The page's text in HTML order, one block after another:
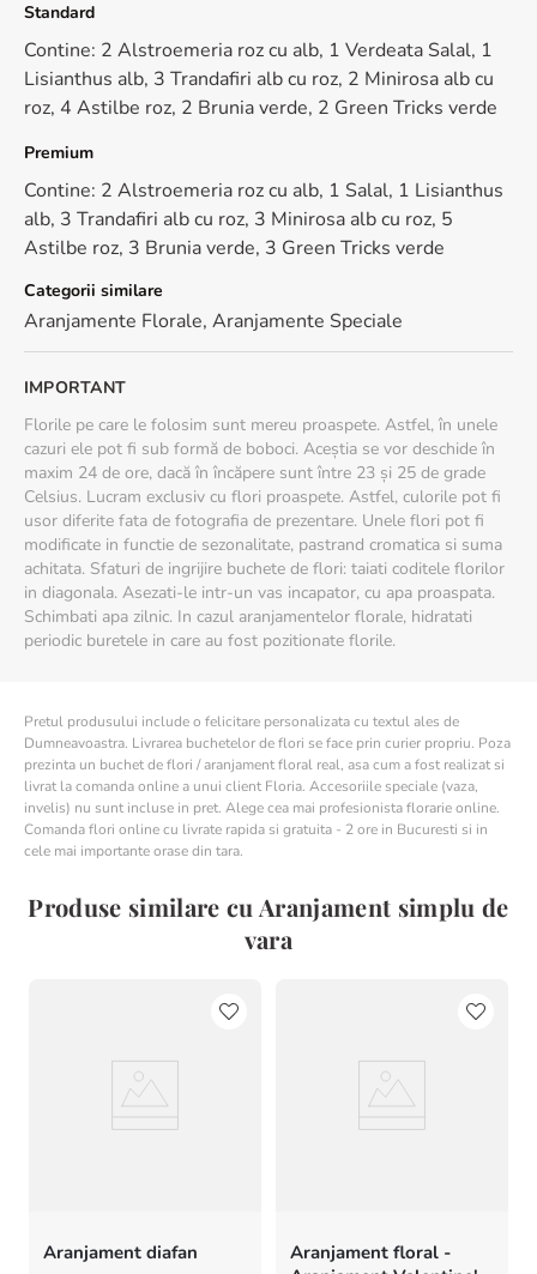
Standard
Contine: 2 Alstroemeria roz cu alb, 1 Verdeata Salal, 1
Lisianthus alb, 3 Trandafiri alb cu roz, 2 Minirosa alb cu
roz, 4 Astilbe roz, 2 Brunia verde, 2 Green Tricks verde
Premium
Contine: 2 Alstroemeria roz cu alb, 1 Salal, 1 Lisianthus
alb, 3 Trandafiri alb cu roz, 3 Minirosa alb cu roz, 5
Astilbe roz, 3 Brunia verde, 3 Green Tricks verde
Categorii similare
Aranjamente Florale, Aranjamente Speciale
IMPORTANT
Florile pe care le folosim sunt mereu proaspete. Astfel, în unele
cazuri ele pot fi sub formă de boboci. Aceștia se vor deschide în
maxim 24 de ore, dacă în încăpere sunt între 23 și 25 de grade
Celsius. Lucram exclusiv cu flori proaspete. Astfel, culorile pot fi
usor diferite fata de fotografia de prezentare. Unele flori pot fi
modificate in functie de sezonalitate, pastrand cromatica si suma
achitata. Sfaturi de ingrijire buchete de flori: taiati coditele florilor
in diagonala. Asezati-le intr-un vas incapator, cu apa proaspata.
Schimbati apa zilnic. In cazul aranjamentelor florale, hidratati
periodic buretele in care au fost pozitionate florile.
Pretul produsului include o felicitare personalizata cu textul ales de
Dumneavoastra. Livrarea buchetelor de flori se face prin curier propriu. Poza
prezinta un buchet de flori / aranjament floral real, asa cum a fost realizat si
livrat la comanda online a unui client Floria. Accesoriile speciale (vaza,
invelis) nu sunt incluse in pret. Alege cea mai profesionista florarie online.
Comanda flori online cu livrate rapida si gratuita - 2 ore in Bucuresti si in
cele mai importante orase din tara.
Produse similare cu Aranjament simplu de
vara
Aranjament diafan
Aranjament floral -